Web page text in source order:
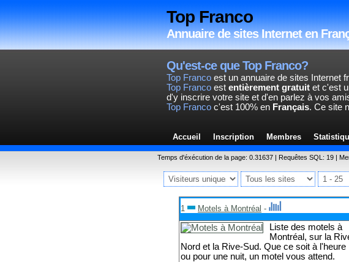
Top Franco
Annuaire de sites Internet en
Qu'est-ce que Top Franco?
Top Franco est un annuaire de sites Internet
Top Franco est entièrement gratuit et c'est
d'y inscrire votre site et d'en parlez à vos
Top Franco c'est 100% en Français. Ce site
Accueil Inscription Membres
Temps d'éxécution de la page: 0.31637 | Requêtes SQL: 19 |
1 Motels à Montréal -
Liste des motels à
Montréal, sur la
Nord et la Rive-Sud. Que ce soit à l'heure
ou pour une nuit, un motel vous attend.